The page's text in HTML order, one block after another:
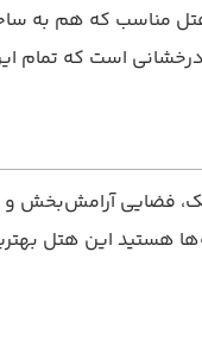
هتل مناسب که هم
است که تمام
آرامش‌بخش و
هستید این هتل